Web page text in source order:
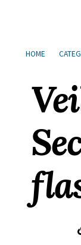
liens
navigation
HOME